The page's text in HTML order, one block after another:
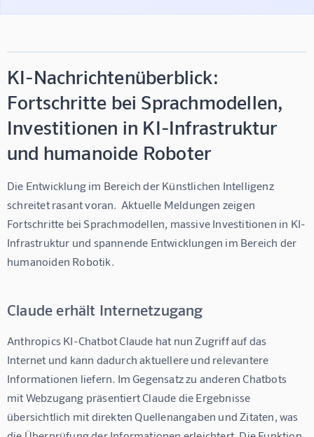
KI-Nachrichtenüberblick:
Fortschritte bei Sprachmodellen,
Investitionen in KI-Infrastruktur
und humanoide Roboter
Die Entwicklung im Bereich der Künstlichen Intelligenz
schreitet rasant voran.  Aktuelle Meldungen zeigen
Fortschritte bei Sprachmodellen, massive Investitionen in KI-
Infrastruktur und spannende Entwicklungen im Bereich der
humanoiden Robotik.
Claude erhält Internetzugang
Anthropics KI-Chatbot Claude hat nun Zugriff auf das
Internet und kann dadurch aktuellere und relevantere
Informationen liefern. Im Gegensatz zu anderen Chatbots
mit Webzugang präsentiert Claude die Ergebnisse
übersichtlich mit direkten Quellenangaben und Zitaten, was